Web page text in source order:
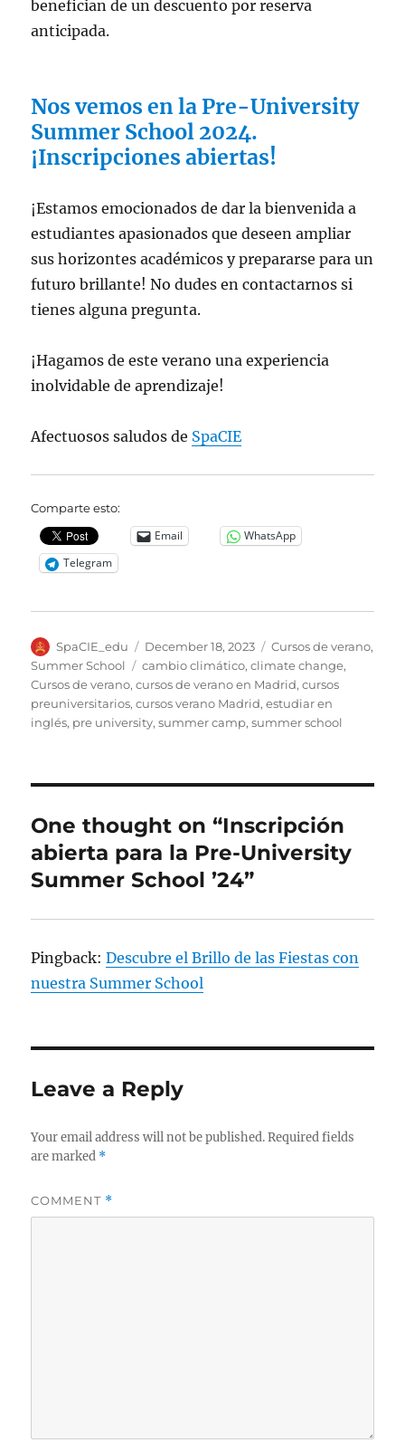
benefician de un descuento por reserva
anticipada.
Nos vemos en la Pre-University
Summer School 2024.
¡Inscripciones abiertas!
¡Estamos emocionados de dar la bienvenida a
estudiantes apasionados que deseen ampliar
sus horizontes académicos y prepararse para un
futuro brillante! No dudes en contactarnos si
tienes alguna pregunta.
¡Hagamos de este verano una experiencia
inolvidable de aprendizaje!
Afectuosos saludos de SpaCIE
Comparte esto:
Email
WhatsApp
Telegram
Author
SpaCIE_edu
Posted
on
December 18, 2023 Categories
Cursos de verano,
Summer School
Tags
cambio climático,climate change,
Cursos de verano,cursos de verano en Madrid,cursos
preuniversitarios,cursos verano Madrid,estudiar en
inglés, pre university,summer camp,summer school
One thought on “Inscripción
abierta para la Pre-University
Summer School ’24”
Pingback:Descubre el Brillo de las Fiestas con
nuestra Summer School
Leave a Reply
Your email address will not be published. Required fields
are marked *
COMMENT *